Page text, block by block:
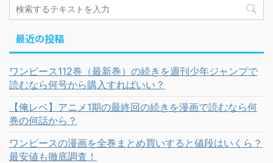
最近の投稿
ワンピース112巻（最新巻）の続きを週刊少年ジャンプで
読むなら何号から購入すればいい？
【俺レベ】アニメ1期の最終回の続きを漫画で読むなら何
巻の何話から？
ワンピースの漫画を全巻まとめ買いすると値段はいくら？
最安値も徹底調査！